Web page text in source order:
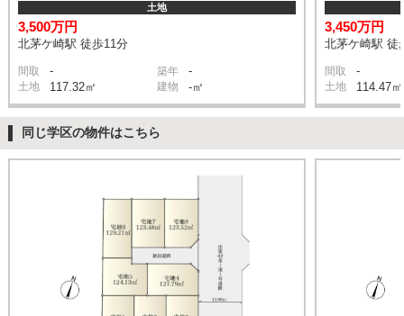
土地
3,500万円
北茅ケ崎駅 徒歩11分
間取 - 築年 -
土地 117.32㎡ 建物 -㎡
3,450万円
北茅ケ崎駅 徒
間取 -
土地 114.47㎡
同じ学区の物件はこちら